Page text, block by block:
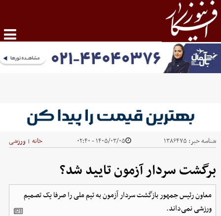
شناسه خبر: ۱۳۸۶۴۷۵ ۱۴۰۵/۰۳/۰۵ - ۰۲:۴۰ خانه | ورزشی
برگشت سردار آزمون تایید شد؟
معاون رئیس جمهور بازگشت سردار آزمون به تیم ملی را صرفا یک تصمیم
ورزشی نمی‌داند.